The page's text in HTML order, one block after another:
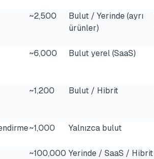
~2,500
Bulut / Yerinde (ayrı
ürünler)
~6,000 Bulut yerel (SaaS)
~1,200 Bulut / Hibrit
~1,000 Yalnızca bulut
~100,000 Yerinde / SaaS / Hibrit